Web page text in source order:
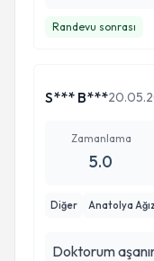
Randevu sonrası
S*** B***
Zamanlama
5.0
Diğer Anatolya
Doktorum